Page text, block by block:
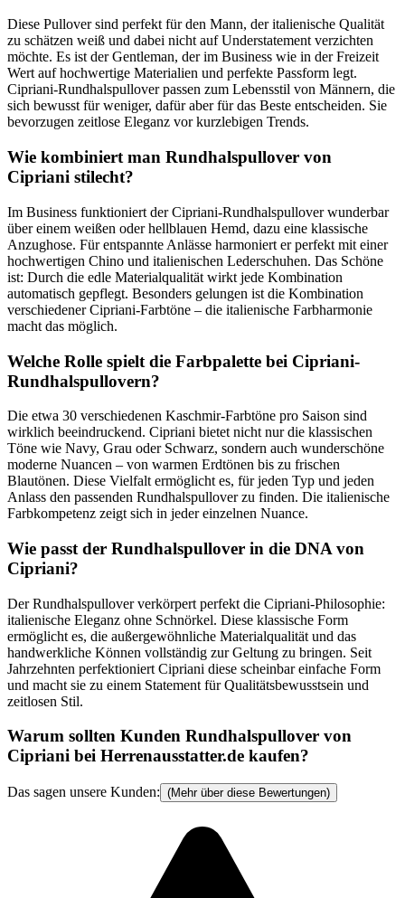
Diese Pullover sind perfekt für den Mann, der italienische Qualität
zu schätzen weiß und dabei nicht auf Understatement verzichten
möchte. Es ist der Gentleman, der im Business wie in der Freizeit
Wert auf hochwertige Materialien und perfekte Passform legt.
Cipriani-Rundhalspullover passen zum Lebensstil von Männern, die
sich bewusst für weniger, dafür aber für das Beste entscheiden. Sie
bevorzugen zeitlose Eleganz vor kurzlebigen Trends.
Wie kombiniert man Rundhalspullover von
Cipriani stilecht?
Im Business funktioniert der Cipriani-Rundhalspullover wunderbar
über einem weißen oder hellblauen Hemd, dazu eine klassische
Anzughose. Für entspannte Anlässe harmoniert er perfekt mit einer
hochwertigen Chino und italienischen Lederschuhen. Das Schöne
ist: Durch die edle Materialqualität wirkt jede Kombination
automatisch gepflegt. Besonders gelungen ist die Kombination
verschiedener Cipriani-Farbtöne – die italienische Farbharmonie
macht das möglich.
Welche Rolle spielt die Farbpalette bei Cipriani-
Rundhalspullovern?
Die etwa 30 verschiedenen Kaschmir-Farbtöne pro Saison sind
wirklich beeindruckend. Cipriani bietet nicht nur die klassischen
Töne wie Navy, Grau oder Schwarz, sondern auch wunderschöne
moderne Nuancen – von warmen Erdtönen bis zu frischen
Blautönen. Diese Vielfalt ermöglicht es, für jeden Typ und jeden
Anlass den passenden Rundhalspullover zu finden. Die italienische
Farbkompetenz zeigt sich in jeder einzelnen Nuance.
Wie passt der Rundhalspullover in die DNA von
Cipriani?
Der Rundhalspullover verkörpert perfekt die Cipriani-Philosophie:
italienische Eleganz ohne Schnörkel. Diese klassische Form
ermöglicht es, die außergewöhnliche Materialqualität und das
handwerkliche Können vollständig zur Geltung zu bringen. Seit
Jahrzehnten perfektioniert Cipriani diese scheinbar einfache Form
und macht sie zu einem Statement für Qualitätsbewusstsein und
zeitlosen Stil.
Warum sollten Kunden Rundhalspullover von
Cipriani bei Herrenausstatter.de kaufen?
Das sagen unsere Kunden: (Mehr über diese Bewertungen)